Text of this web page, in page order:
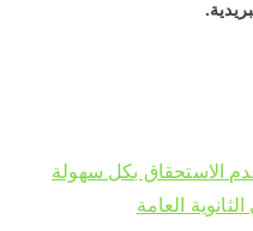
الاستحقاق بكل سهولة
العامة